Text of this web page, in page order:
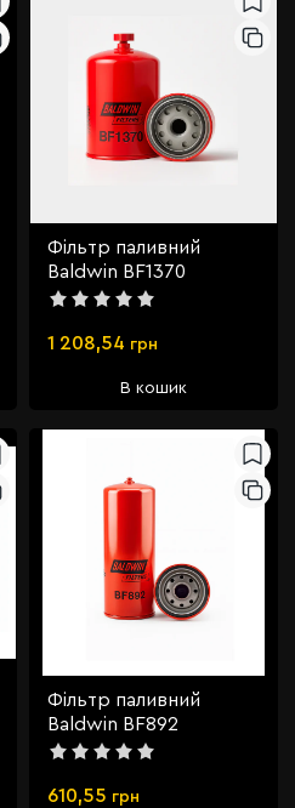
Фільтр паливний
Baldwin BF1370
1 208,54 грн
В кошик
Фільтр паливний
Baldwin BF892
610,55 грн